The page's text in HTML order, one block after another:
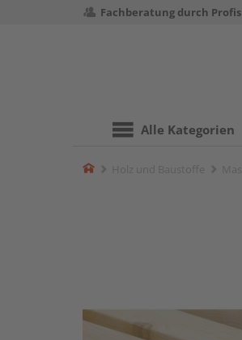
Fachberatung durch Profis
Alle Kategorien
Home